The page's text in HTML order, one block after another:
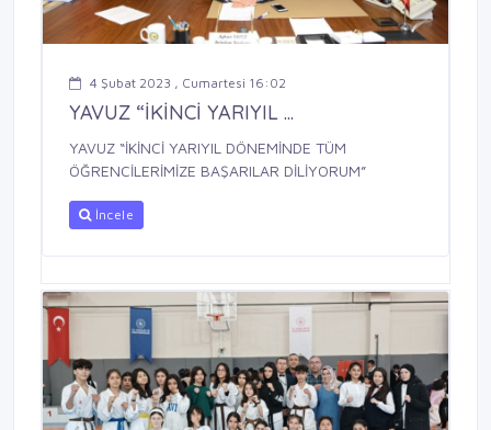
4 Şubat 2023 , Cumartesi 16:02
YAVUZ “İKİNCİ YARIYIL ...
YAVUZ “İKİNCİ YARIYIL DÖNEMİNDE TÜM
ÖĞRENCİLERİMİZE BAŞARILAR DİLİYORUM”
İncele